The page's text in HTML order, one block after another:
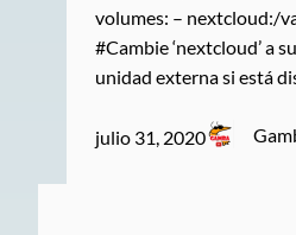
volumes: – nextcloud:/
#Cambie ‘nextcloud’ a
unidad externa si está
julio 31, 2020